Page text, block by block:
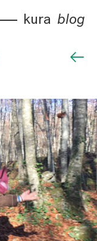
kura blog
←